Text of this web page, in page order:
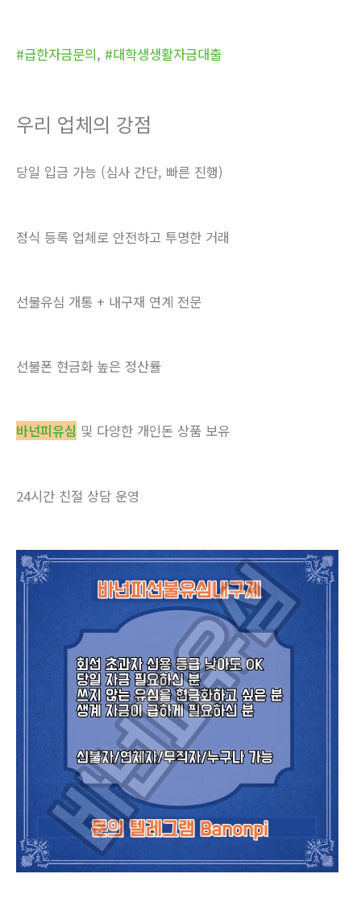
#급한자금문의, #대학생생활자금대출
우리 업체의 강점
당일 입금 가능 (심사 간단, 빠른 진행)
정식 등록 업체로 안전하고 투명한 거래
선불유심 개통 + 내구재 연계 전문
선불폰 현금화 높은 정산률
바넌피유심 및 다양한 개인돈 상품 보유
24시간 친절 상담 운영